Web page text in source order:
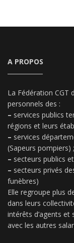
A PROPOS
La Fédération CGT
personnels des :
– services publics
régions et leurs
– services
(Sapeurs pompiers) ;
– secteurs publics
– secteurs privés
funèbres)
Elle regroupe plus
dans leurs
intérêts d’agents et
avec les autres